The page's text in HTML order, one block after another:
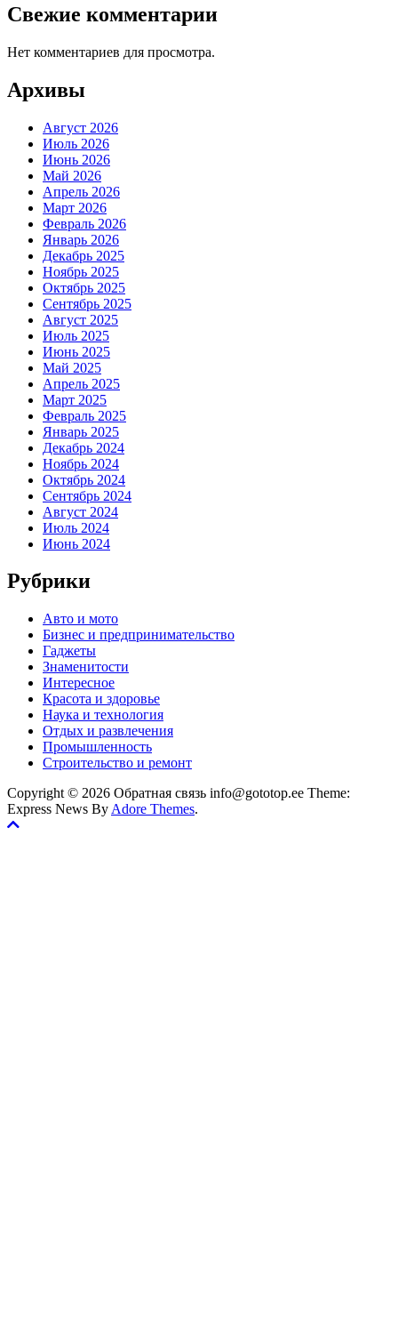
Свежие комментарии
Нет комментариев для просмотра.
Архивы
Август 2026
Июль 2026
Июнь 2026
Май 2026
Апрель 2026
Март 2026
Февраль 2026
Январь 2026
Декабрь 2025
Ноябрь 2025
Октябрь 2025
Сентябрь 2025
Август 2025
Июль 2025
Июнь 2025
Май 2025
Апрель 2025
Март 2025
Февраль 2025
Январь 2025
Декабрь 2024
Ноябрь 2024
Октябрь 2024
Сентябрь 2024
Август 2024
Июль 2024
Июнь 2024
Рубрики
Авто и мото
Бизнес и предпринимательство
Гаджеты
Знаменитости
Интересное
Красота и здоровье
Наука и технология
Отдых и развлечения
Промышленность
Строительство и ремонт
Copyright © 2026 Обратная связь info@gototop.ee Theme:
Express News By Adore Themes.